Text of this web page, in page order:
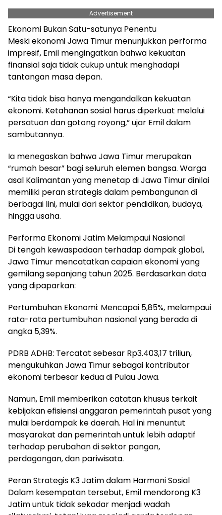
Advertisement
Ekonomi Bukan Satu-satunya Penentu
Meski ekonomi Jawa Timur menunjukkan performa
impresif, Emil mengingatkan bahwa kekuatan
finansial saja tidak cukup untuk menghadapi
tantangan masa depan.
“Kita tidak bisa hanya mengandalkan kekuatan
ekonomi. Ketahanan sosial harus diperkuat melalui
persatuan dan gotong royong,” ujar Emil dalam
sambutannya.
Ia menegaskan bahwa Jawa Timur merupakan
“rumah besar” bagi seluruh elemen bangsa. Warga
asal Kalimantan yang menetap di Jawa Timur dinilai
memiliki peran strategis dalam pembangunan di
berbagai lini, mulai dari sektor pendidikan, budaya,
hingga usaha.
Performa Ekonomi Jatim Melampaui Nasional
Di tengah kewaspadaan terhadap dampak global,
Jawa Timur mencatatkan capaian ekonomi yang
gemilang sepanjang tahun 2025. Berdasarkan data
yang dipaparkan:
Pertumbuhan Ekonomi: Mencapai 5,85%, melampaui
rata-rata pertumbuhan nasional yang berada di
angka 5,39%.
PDRB ADHB: Tercatat sebesar Rp3.403,17 triliun,
mengukuhkan Jawa Timur sebagai kontributor
ekonomi terbesar kedua di Pulau Jawa.
Namun, Emil memberikan catatan khusus terkait
kebijakan efisiensi anggaran pemerintah pusat yang
mulai berdampak ke daerah. Hal ini menuntut
masyarakat dan pemerintah untuk lebih adaptif
terhadap perubahan di sektor pangan,
perdagangan, dan pariwisata.
Peran Strategis K3 Jatim dalam Harmoni Sosial
Dalam kesempatan tersebut, Emil mendorong K3
Jatim untuk tidak sekadar menjadi wadah